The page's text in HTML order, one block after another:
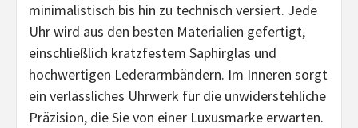
minimalistisch bis hin zu technisch versiert. Jede
Uhr wird aus den besten Materialien gefertigt,
einschließlich kratzfestem Saphirglas und
hochwertigen Lederarmbändern. Im Inneren sorgt
ein verlässliches Uhrwerk für die unwiderstehliche
Präzision, die Sie von einer Luxusmarke erwarten.